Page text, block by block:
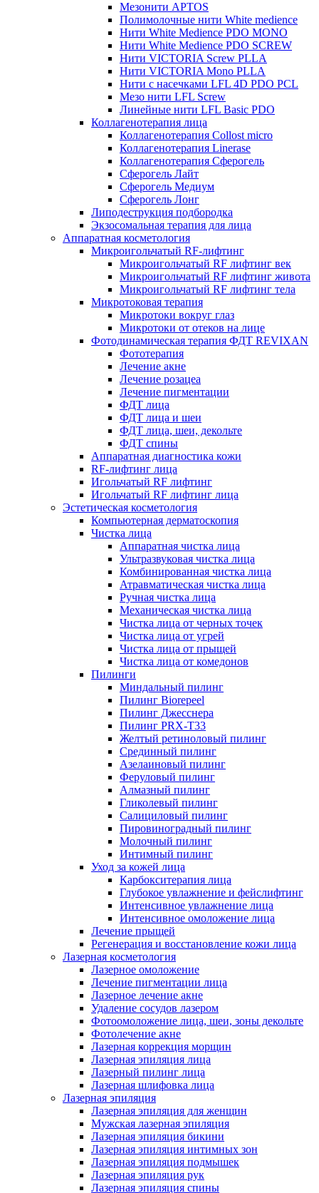
Мезонити APTOS
Полимолочные нити White medience
Нити White Medience PDO MONO
Нити White Medience PDO SCREW
Нити VICTORIA Screw PLLA
Нити VICTORIA Mono PLLA
Нити с насечками LFL 4D PDO PCL
Мезо нити LFL Screw
Линейные нити LFL Basic PDO
Коллагенотерапия лица
Коллагенотерапия Collost micro
Коллагенотерапия Linerase
Коллагенотерапия Сферогель
Сферогель Лайт
Сферогель Медиум
Сферогель Лонг
Липодеструкция подбородка
Экзосомальная терапия для лица
Аппаратная косметология
Микроигольчатый RF-лифтинг
Микроигольчатый RF лифтинг век
Микроигольчатый RF лифтинг живота
Микроигольчатый RF лифтинг тела
Микротоковая терапия
Микротоки вокруг глаз
Микротоки от отеков на лице
Фотодинамическая терапия ФДТ REVIXAN
Фототерапия
Лечение акне
Лечение розацеа
Лечение пигментации
ФДТ лица
ФДТ лица и шеи
ФДТ лица, шеи, декольте
ФДТ спины
Аппаратная диагностика кожи
RF-лифтинг лица
Игольчатый RF лифтинг
Игольчатый RF лифтинг лица
Эстетическая косметология
Компьютерная дерматоскопия
Чистка лица
Аппаратная чистка лица
Ультразвуковая чистка лица
Комбинированная чистка лица
Атравматическая чистка лица
Ручная чистка лица
Механическая чистка лица
Чистка лица от черных точек
Чистка лица от угрей
Чистка лица от прыщей
Чистка лица от комедонов
Пилинги
Миндальный пилинг
Пилинг Biorepeel
Пилинг Джесснера
Пилинг PRX-T33
Желтый ретиноловый пилинг
Срединный пилинг
Азелаиновый пилинг
Феруловый пилинг
Алмазный пилинг
Гликолевый пилинг
Салициловый пилинг
Пировиноградный пилинг
Молочный пилинг
Интимный пилинг
Уход за кожей лица
Карбокситерапия лица
Глубокое увлажнение и фейслифтинг
Интенсивное увлажнение лица
Интенсивное омоложение лица
Лечение прыщей
Регенерация и восстановление кожи лица
Лазерная косметология
Лазерное омоложение
Лечение пигментации лица
Лазерное лечение акне
Удаление сосудов лазером
Фотоомоложение лица, шеи, зоны декольте
Фотолечение акне
Лазерная коррекция морщин
Лазерная эпиляция лица
Лазерный пилинг лица
Лазерная шлифовка лица
Лазерная эпиляция
Лазерная эпиляция для женщин
Мужская лазерная эпиляция
Лазерная эпиляция бикини
Лазерная эпиляция интимных зон
Лазерная эпиляция подмышек
Лазерная эпиляция рук
Лазерная эпиляция спины